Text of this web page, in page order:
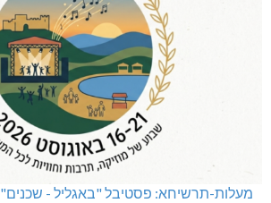
מעלות-תרשיחא: פסטיבל "באגליל - שכנים"